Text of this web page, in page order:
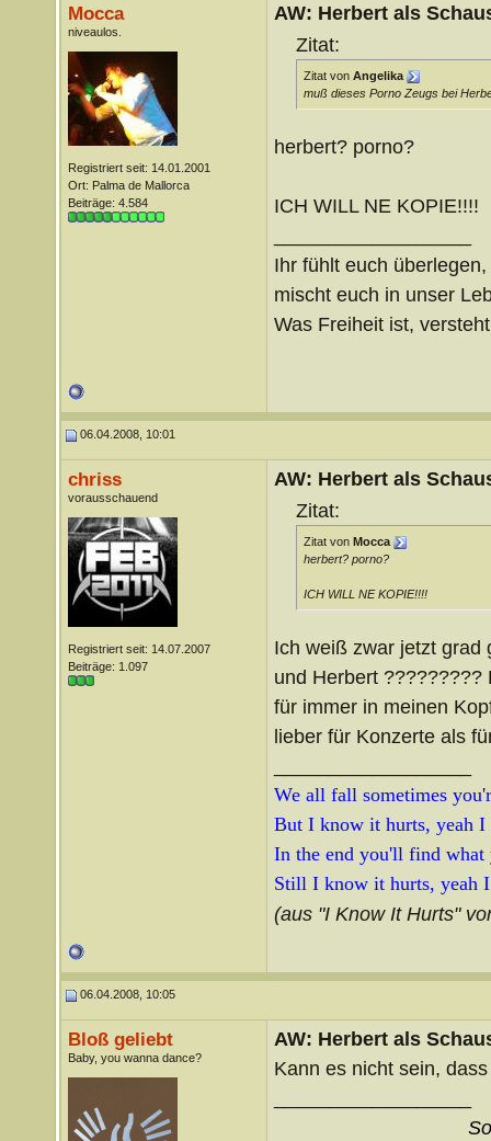
Mocca
niveaulos.
Registriert seit: 14.01.2001
Ort: Palma de Mallorca
Beiträge: 4.584
AW: Herbert als
Zitat:
Zitat von Angelika
muß dieses Porno Zeugs bei
herbert? porno?
ICH WILL NE KOPIE!!!!
Ihr fühlt euch überlegen,
mischt euch in unser
Was Freiheit ist,
06.04.2008, 10:01
chriss
vorausschauend
Registriert seit: 14.07.2007
Beiträge: 1.097
AW: Herbert als
Zitat:
Zitat von Mocca
herbert? porno?
ICH WILL NE KOPIE!!!!
Ich weiß zwar jetzt grad
und Herbert
für immer in meinen
lieber für Konzerte als
We all fall sometimes
But I know it hurts, yeah
In the end you'll find what
Still I know it hurts, yeah
(aus "I Know It Hurts"
06.04.2008, 10:05
Bloß geliebt
Baby, you wanna dance?
AW: Herbert als
Kann es nicht sein,